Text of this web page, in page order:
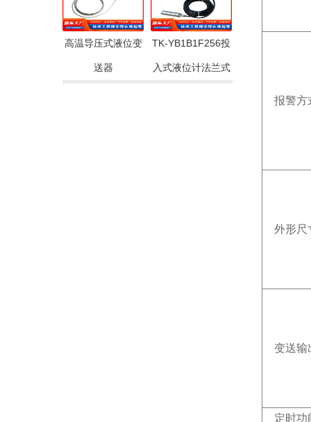
高温导压式液位变
送器
TK-YB1B1F256投
入式液位计法兰式
报警方
外形尺
变送输
定时功